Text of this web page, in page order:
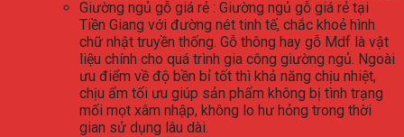
Giường ngủ gỗ giá rẻ : Giường ngủ gỗ giá rẻ tại
Tiền Giang với đường nét tinh tế, chắc khoẻ hình
chữ nhật truyền thống. Gỗ thông hay gỗ Mdf là vật
liệu chính cho quá trình gia công giường ngủ. Ngoài
ưu điểm về độ bền bỉ tốt thì khả năng chịu nhiệt,
chịu ẩm tối ưu giúp sản phẩm không bị tình trạng
mối mọt xâm nhập, không lo hư hỏng trong thời
gian sử dụng lâu dài.